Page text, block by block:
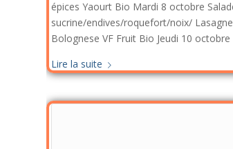
épices Yaourt Bio Mardi 8 octobre
sucrine/endives/roquefort/noix/
Bolognese VF Fruit Bio Jeudi 10
Lire la suite